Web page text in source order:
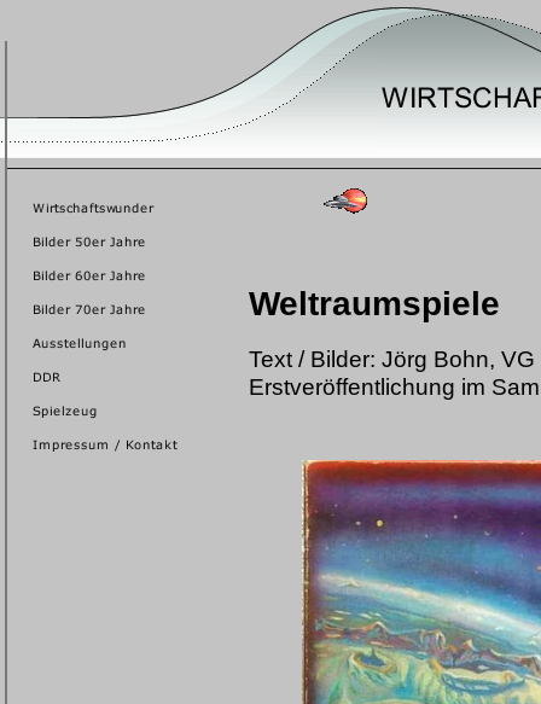
Weltraumspiele
Text / Bilder: Jörg Bohn,
Erstveröffentlichung im